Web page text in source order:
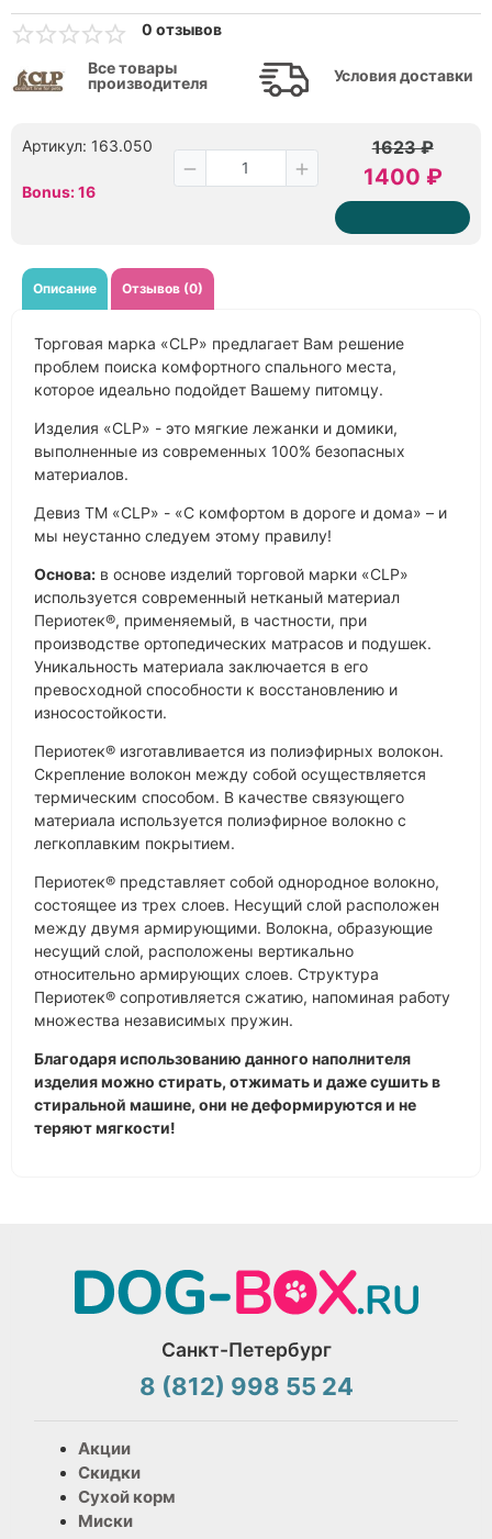
0 отзывов
Все товары
производителя
Условия доставки
Артикул: 163.050
Bonus: 16
1623 ₽
1400 ₽
Описание Отзывов (0)
Торговая марка «CLP» предлагает Вам решение
проблем поиска комфортного спального места,
которое идеально подойдет Вашему питомцу.
Изделия «CLP» - это мягкие лежанки и домики,
выполненные из современных 100% безопасных
материалов.
Девиз ТМ «CLP» - «С комфортом в дороге и дома» – и
мы неустанно следуем этому правилу!
Основа: в основе изделий торговой марки «CLP»
используется современный нетканый материал
Периотек®, применяемый, в частности, при
производстве ортопедических матрасов и подушек.
Уникальность материала заключается в его
превосходной способности к восстановлению и
износостойкости.
Периотек® изготавливается из полиэфирных волокон.
Скрепление волокон между собой осуществляется
термическим способом. В качестве связующего
материала используется полиэфирное волокно с
легкоплавким покрытием.
Периотек® представляет собой однородное волокно,
состоящее из трех слоев. Несущий слой расположен
между двумя армирующими. Волокна, образующие
несущий слой, расположены вертикально
относительно армирующих слоев. Cтруктура
Периотек® сопротивляется сжатию, напоминая работу
множества независимых пружин.
Благодаря использованию данного наполнителя
изделия можно стирать, отжимать и даже сушить в
стиральной машине, они не деформируются и не
теряют мягкости!
Санкт-Петербург
8 (812) 998 55 24
Акции
Скидки
Сухой корм
Миски